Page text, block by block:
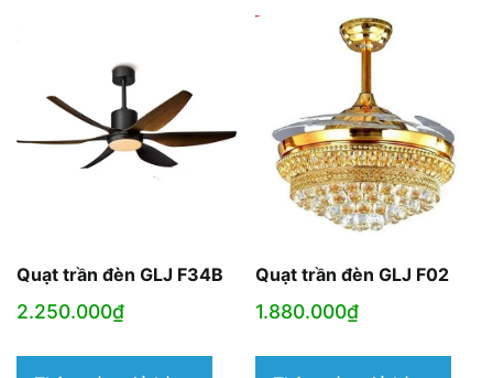
Quạt trần đèn GLJ F34B
2.250.000₫
Quạt trần đèn GLJ F02
1.880.000₫